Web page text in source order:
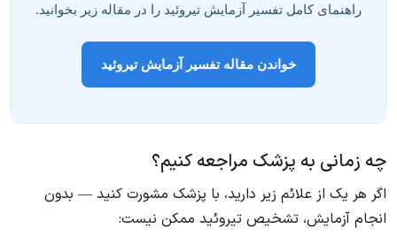
راهنمای کامل تفسیر آزمایش تیروئید را در مقاله زیر بخوانید.
خواندن مقاله تفسیر آزمایش تیروئید
چه زمانی به پزشک مراجعه کنیم؟
اگر هر یک از علائم زیر دارید، با پزشک مشورت کنید — بدون
انجام آزمایش، تشخیص تیروئید ممکن نیست: